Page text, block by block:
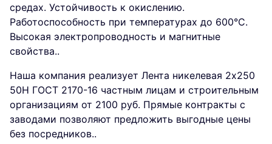
средах. Устойчивость к окислению.
Работоспособность при температурах до 600°C.
Высокая электропроводность и магнитные
свойства..
Наша компания реализует Лента никелевая 2x250
50Н ГОСТ 2170-16 частным лицам и строительным
организациям от 2100 руб. Прямые контракты с
заводами позволяют предложить выгодные цены
без посредников..